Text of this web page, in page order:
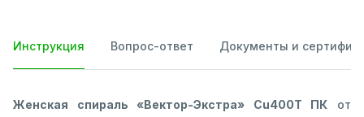
Инструкция Вопрос-ответ Документы и
Женская спираль «Вектор-Экстра» Cu400T ПК от